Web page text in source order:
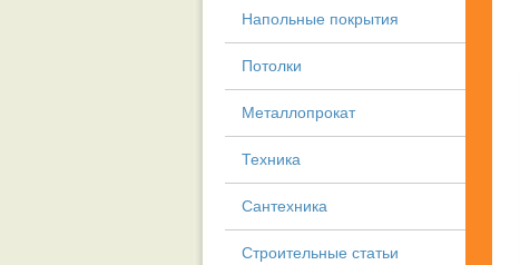
Напольные покрытия
Потолки
Металлопрокат
Техника
Сантехника
Строительные статьи